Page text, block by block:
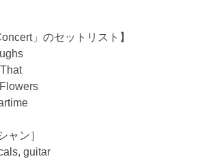
」のセットリスト】
ャン］
guitar